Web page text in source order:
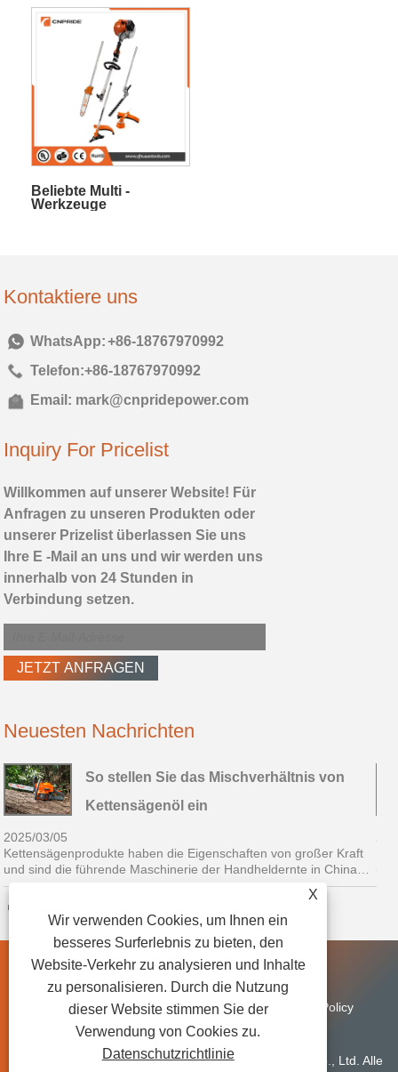
Beliebte Multi -
Werkzeuge
Kontaktiere uns
Tel:+86-18767970992
Telefon:+86-18767970992
Email: mark@cnpridepower.com
Inquiry For Pricelist
Willkommen auf unserer Website! Für
Anfragen zu unseren Produkten oder
unserer Prizelist überlassen Sie uns
Ihre E -Mail an uns und wir werden uns
innerhalb von 24 Stunden in
Verbindung setzen.
Neuesten Nachrichten
So stellen Sie das Mischverhältnis von
Kettensägenöl ein
2025/03/05
Kettensägenprodukte haben die Eigenschaften von großer Kraft
und sind die führende Maschinerie der Handheldernte in China
geworden.
Verknüpfungen Sitemap RSS XML Privacy Policy
Copyright © 2025 Zhejiang Huaao Power Machinery Co., Ltd. Alle
X
Wir verwenden Cookies, um Ihnen ein
besseres Surferlebnis zu bieten, den
Website-Verkehr zu analysieren und Inhalte
zu personalisieren. Durch die Nutzung
dieser Website stimmen Sie der
Verwendung von Cookies zu.
Datenschutzrichtlinie